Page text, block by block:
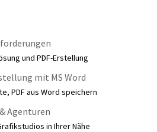
und PDF-Erstellung
mit MS Word
PDF aus Word speichern
Agenturen
in Ihrer Nähe